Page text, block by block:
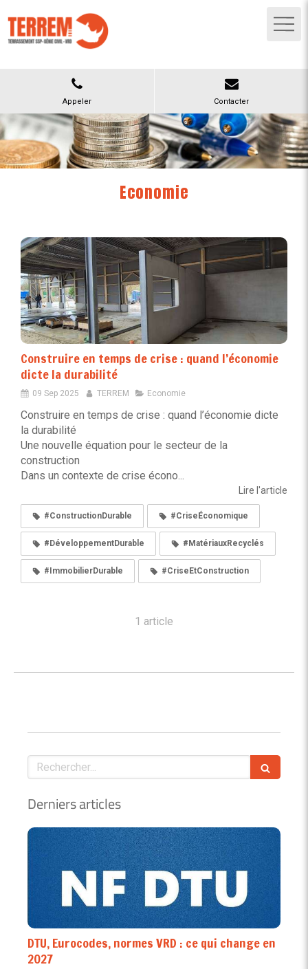
Appeler Contacter
Economie
Construire en temps de crise : quand l’économie
dicte la durabilité
09 Sep 2025 TERREM Economie
Construire en temps de crise : quand l’économie dicte
la durabilité
Une nouvelle équation pour le secteur de la
construction
Dans un contexte de crise écono...
Lire l'article
#ConstructionDurable #CriseÉconomique
#DéveloppementDurable #MatériauxRecyclés
#ImmobilierDurable #CriseEtConstruction
1 article
Rechercher
Derniers articles
DTU, Eurocodes, normes VRD : ce qui change en
2027